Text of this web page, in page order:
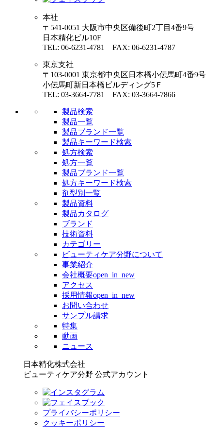
本社
〒541-0051 大阪市中央区備後町2丁目4番9号
日本精化ビル10F
TEL: 06-6231-4781 FAX: 06-6231-4787
東京支社
〒103-0001 東京都中央区日本橋小伝馬町4番9号
小伝馬町新日本橋ビルディング5Ｆ
TEL: 03-3664-7781 FAX: 03-3664-7866
製品検索
製品一覧
製品ブランド一覧
製品キーワード検索
処方検索
処方一覧
製品ブランド一覧
処方キーワード検索
剤型別一覧
製品資料
製品カタログ
ブランド
技術資料
カテゴリー
ビューティケア分野について
事業紹介
会社概要open_in_new
アクセス
採用情報open_in_new
お問い合わせ
サンプル請求
特集
動画
ニュース
日本精化株式会社
ビューティケア分野 公式アカウント
プライバシーポリシー
クッキーポリシー